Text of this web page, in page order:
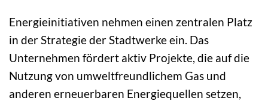
Energieinitiativen nehmen einen zentralen Platz
in der Strategie der Stadtwerke ein. Das
Unternehmen fördert aktiv Projekte, die auf die
Nutzung von umweltfreundlichem Gas und
anderen erneuerbaren Energiequellen setzen,